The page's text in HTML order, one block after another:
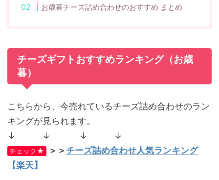
お歳暮チーズ詰め合わせのおすすめ まとめ
チーズギフトおすすめランキング（お歳
暮）
こちらから、今売れているチーズ詰め合わせのラン
キングが見られます。
↓ ↓ ↓ ↓
チェック★ ＞＞チーズ詰め合わせ人気ランキング
【楽天】